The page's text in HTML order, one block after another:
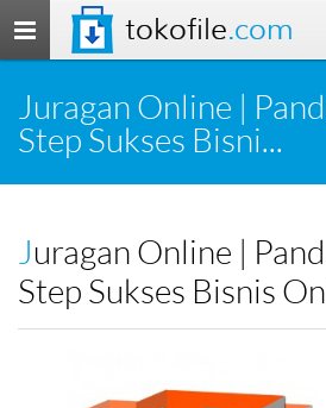
Toggle
navigation
tokofile.com
Juragan Online |
Step Sukses Bisni...
Juragan Online | Panduan Step by
Step Sukses Bisnis